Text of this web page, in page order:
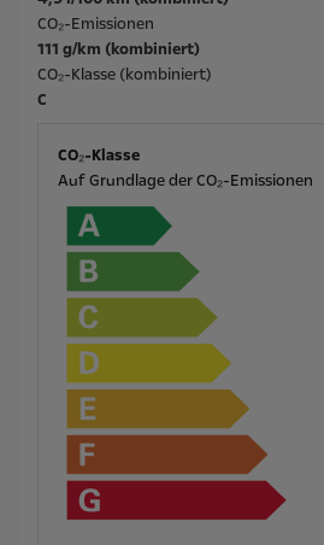
CO₂-Emissionen
111 g/km (kombiniert)
CO₂-Klasse (kombiniert)
C
CO₂-Klasse
Auf Grundlage der CO₂-Emissionen